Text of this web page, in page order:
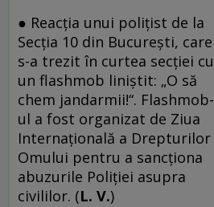
● Reacţia unui poliţist de la
Secţia 10 din Bucureşti, care
s-a trezit în curtea secţiei cu
un flashmob liniştit: „O să
chem jandarmii!“. Flashmob-
ul a fost organizat de Ziua
Internaţională a Drepturilor
Omului pentru a sancţiona
abuzurile Poliţiei asupra
civililor. (L. V.)